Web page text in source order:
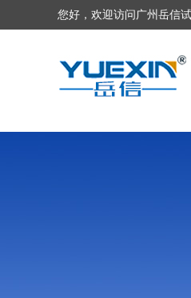
您好，欢迎访问广州岳信